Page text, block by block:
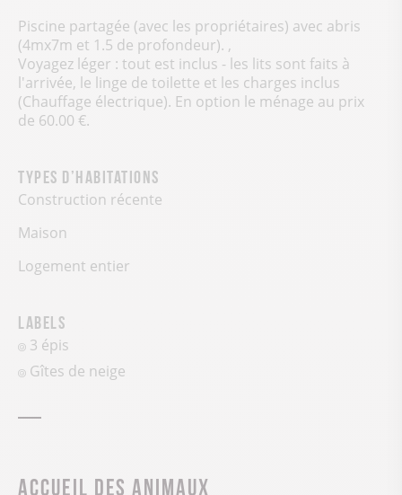
Piscine partagée (avec les propriétaires) avec abris
(4mx7m et 1.5 de profondeur). ,
Voyagez léger : tout est inclus - les lits sont faits à
l'arrivée, le linge de toilette et les charges inclus
(Chauffage électrique). En option le ménage au prix
de 60.00 €.
Types d’habitations
Construction récente
Maison
Logement entier
Labels
3 épis
Gîtes de neige
Accueil des animaux